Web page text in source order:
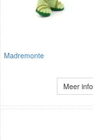
Madremonte
Meer info